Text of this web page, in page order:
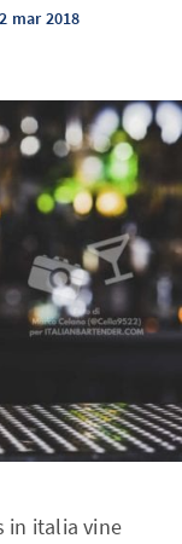
mar 2018
in italia vine